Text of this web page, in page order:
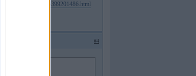
item/1005006399201486.html
#4